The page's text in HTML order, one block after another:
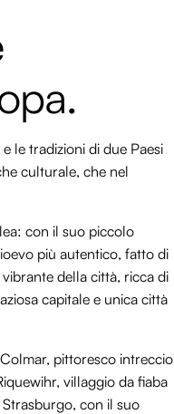
le tradizioni di due Paesi
culturale, che nel
con il suo piccolo
più autentico, fatto di
della città, ricca di
capitale e unica città
pittoresco intreccio
villaggio da fiaba
Strasburgo, con il suo